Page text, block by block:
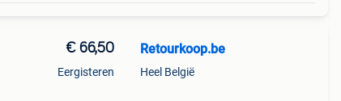
€ 66,50
Eergisteren
Retourkoop.be
Heel België